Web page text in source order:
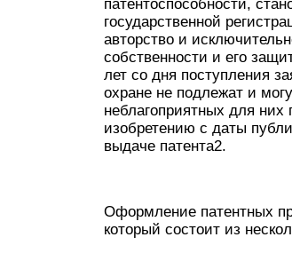
патентоспособности,
государственной
авторство и
собственности и его
лет со дня поступления
охране не подлежат и
неблагоприятных для них
изобретению с даты
выдаче патента2.
Оформление патентных
который состоит из